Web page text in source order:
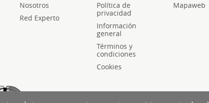
Nosotros
Red Experto
Política de
privacidad
Información
general
Términos y
condiciones
Cookies
Mapaweb